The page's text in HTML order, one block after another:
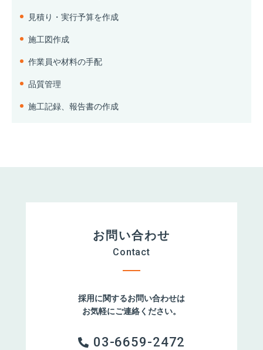
見積り・実行予算を作成
施工図作成
作業員や材料の手配
品質管理
施工記録、報告書の作成
お問い合わせ
Contact
採用に関するお問い合わせは
お気軽にご連絡ください。
03-6659-2472